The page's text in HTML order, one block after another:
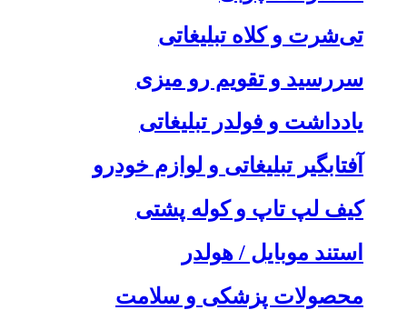
تی‌شرت و کلاه تبلیغاتی
سررسید و تقویم رو میزی
یادداشت و فولدر تبلیغاتی
آفتابگیر تبلیغاتی و لوازم خودرو
کیف لپ تاپ و کوله پشتی
استند موبایل / هولدر
محصولات پزشکی و سلامت